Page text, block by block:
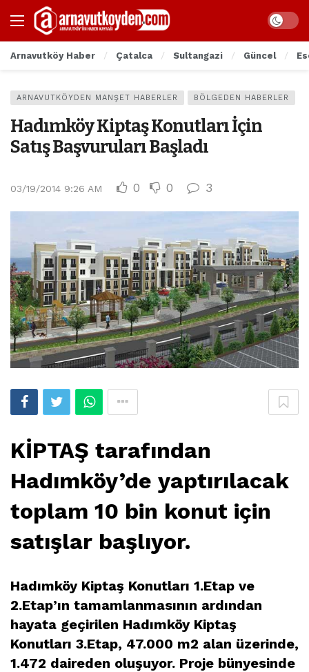
Arnavutköy Haber Çatalca Sultangazi Güncel
ARNAVUTKÖYDEN MANŞET HABERLER BÖLGEDEN HABERLER
Hadımköy Kiptaş Konutları İçin
Satış Başvuruları Başladı
03/19/2014 9:26 AM 0 0 3
KİPTAŞ tarafından
Hadımköy’de yaptırılacak
toplam 10 bin konut için
satışlar başlıyor.
Hadımköy Kiptaş Konutları 1.Etap ve
2.Etap’ın tamamlanmasının ardından
hayata geçirilen Hadımköy Kiptaş
Konutları 3.Etap, 47.000 m2 alan üzerinde,
1.472 daireden oluşuyor. Proje bünyesinde